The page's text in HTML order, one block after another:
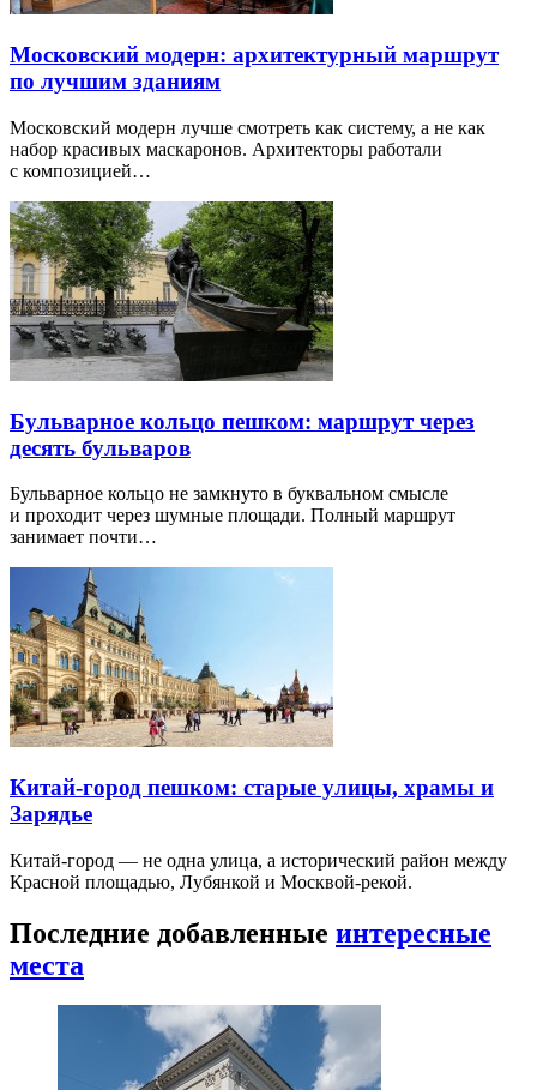
Московский модерн: архитектурный маршрут
по лучшим зданиям
Московский модерн лучше смотреть как систему, а не как
набор красивых маскаронов. Архитекторы работали
с композицией…
Бульварное кольцо пешком: маршрут через
десять бульваров
Бульварное кольцо не замкнуто в буквальном смысле
и проходит через шумные площади. Полный маршрут
занимает почти…
Китай-город пешком: старые улицы, храмы и
Зарядье
Китай-город — не одна улица, а исторический район между
Красной площадью, Лубянкой и Москвой-рекой.
Последние добавленные интересные
места